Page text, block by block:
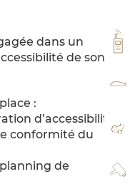
dans un
de son
:
d’accessibilité.
conformité du
de